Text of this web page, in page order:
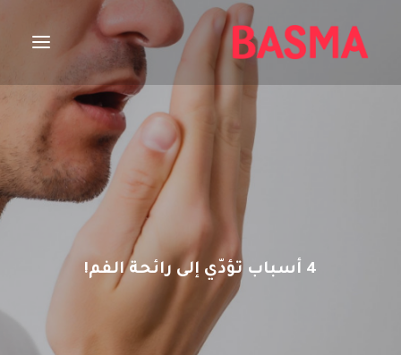
مقالات مميزة
4 أسباب تؤدّي إلى رائحة الفم!